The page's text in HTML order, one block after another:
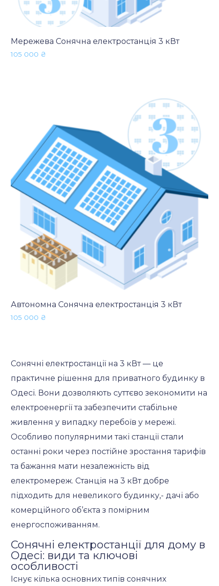
Мережева Сонячна електростанція 3 кВт
105 000 ₴
Автономна Сонячна електростанція 3 кВт
105 000 ₴
Сонячні електростанції на 3 кВт — це
практичне рішення для приватного будинку в
Одесі. Вони дозволяють суттєво зекономити на
електроенергії та забезпечити стабільне
живлення у випадку перебоїв у мережі.
Особливо популярними такі станції стали
останні роки через постійне зростання тарифів
та бажання мати незалежність від
електромереж. Станція на 3 кВт добре
підходить для невеликого будинку,- дачі або
комерційного об’єкта з помірним
енергоспоживанням.
Сонячні електростанції для дому в
Одесі: види та ключові
особливості
Існує кілька основних типів сонячних